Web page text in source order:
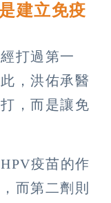
建立免疫
打過第一
，洪佑承醫
，而是讓免
疫苗的作
而第二劑則